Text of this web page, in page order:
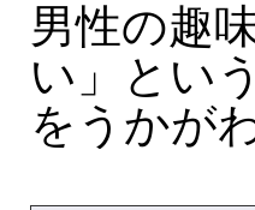
男性の趣
い」とい
をうかが